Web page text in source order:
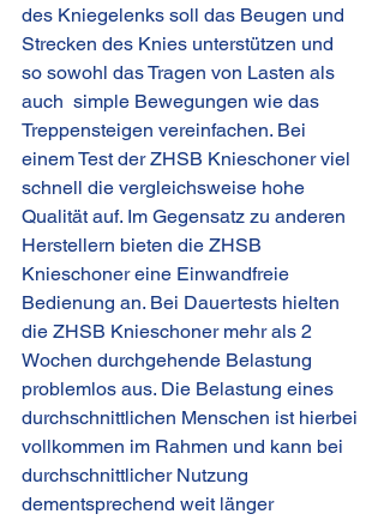
des Kniegelenks soll das Beugen und
Strecken des Knies unterstützen und
so sowohl das Tragen von Lasten als
auch  simple Bewegungen wie das
Treppensteigen vereinfachen. Bei
einem Test der ZHSB Knieschoner viel
schnell die vergleichsweise hohe
Qualität auf. Im Gegensatz zu anderen
Herstellern bieten die ZHSB
Knieschoner eine Einwandfreie
Bedienung an. Bei Dauertests hielten
die ZHSB Knieschoner mehr als 2
Wochen durchgehende Belastung
problemlos aus. Die Belastung eines
durchschnittlichen Menschen ist hierbei
vollkommen im Rahmen und kann bei
durchschnittlicher Nutzung
dementsprechend weit länger